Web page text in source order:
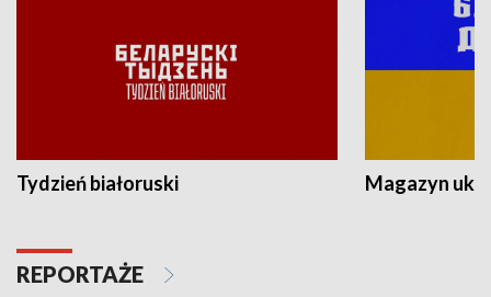
Tydzień białoruski Magazyn
REPORTAŻE